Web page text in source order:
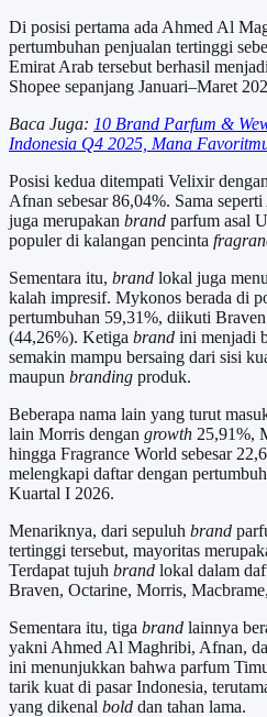
Di posisi pertama ada Ahmed Al
pertumbuhan penjualan tertinggi
Emirat Arab tersebut berhasil
Shopee sepanjang Januari–Maret
Baca Juga: 10 Brand Parfum &
Indonesia Q4 2025, Mana
Posisi kedua ditempati Velixir dengan
Afnan sebesar 86,04%. Sama
juga merupakan brand parfum asal
populer di kalangan pencinta
Sementara itu, brand lokal juga
kalah impresif. Mykonos berada di
pertumbuhan 59,31%, diikuti
(44,26%). Ketiga brand ini menjadi
semakin mampu bersaing dari sisi
maupun branding produk.
Beberapa nama lain yang turut
lain Morris dengan growth 25,91%,
hingga Fragrance World sebesar
melengkapi daftar dengan
Kuartal I 2026.
Menariknya, dari sepuluh brand
tertinggi tersebut, mayoritas
Terdapat tujuh brand lokal dalam
Braven, Octarine, Morris,
Sementara itu, tiga brand lainnya
yakni Ahmed Al Maghribi, Afnan,
ini menunjukkan bahwa parfum
tarik kuat di pasar Indonesia,
yang dikenal bold dan tahan lama.